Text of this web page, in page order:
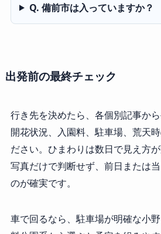
Q. 備前市は入っていますか？
出発前の最終チェック
行き先を決めたら、各個別記事から
開花状況、入園料、駐車場、荒天
ださい。ひまわりは数日で見え方
写真だけで判断せず、前日または
のが確実です。
車で回るなら、駐車場が明確な小